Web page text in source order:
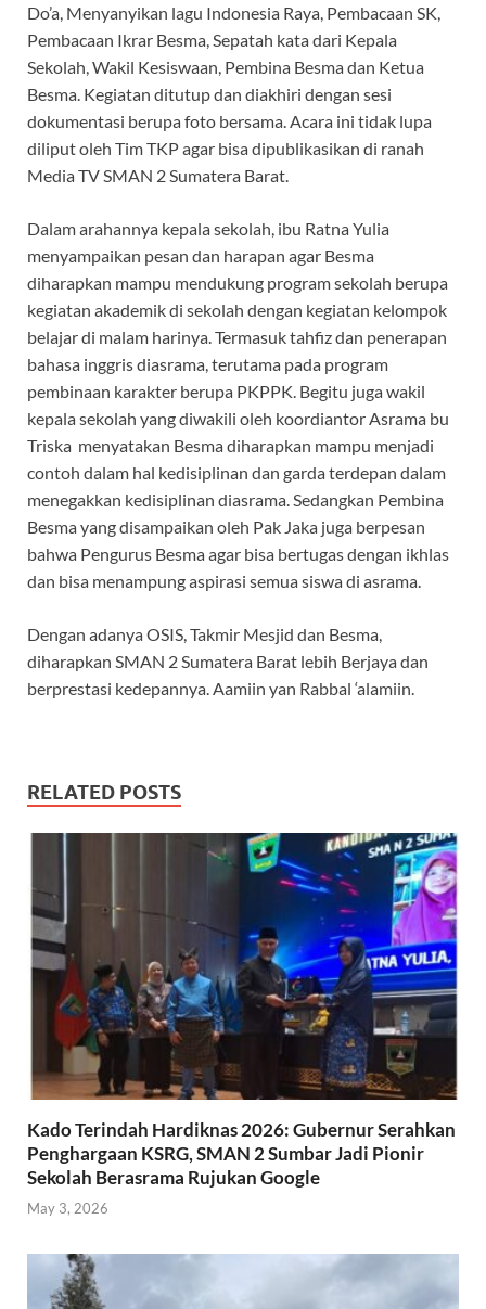
Do’a, Menyanyikan lagu Indonesia Raya, Pembacaan SK,
Pembacaan Ikrar Besma, Sepatah kata dari Kepala
Sekolah, Wakil Kesiswaan, Pembina Besma dan Ketua
Besma. Kegiatan ditutup dan diakhiri dengan sesi
dokumentasi berupa foto bersama. Acara ini tidak lupa
diliput oleh Tim TKP agar bisa dipublikasikan di ranah
Media TV SMAN 2 Sumatera Barat.
Dalam arahannya kepala sekolah, ibu Ratna Yulia
menyampaikan pesan dan harapan agar Besma
diharapkan mampu mendukung program sekolah berupa
kegiatan akademik di sekolah dengan kegiatan kelompok
belajar di malam harinya. Termasuk tahfiz dan penerapan
bahasa inggris diasrama, terutama pada program
pembinaan karakter berupa PKPPK. Begitu juga wakil
kepala sekolah yang diwakili oleh koordiantor Asrama bu
Triska menyatakan Besma diharapkan mampu menjadi
contoh dalam hal kedisiplinan dan garda terdepan dalam
menegakkan kedisiplinan diasrama. Sedangkan Pembina
Besma yang disampaikan oleh Pak Jaka juga berpesan
bahwa Pengurus Besma agar bisa bertugas dengan ikhlas
dan bisa menampung aspirasi semua siswa di asrama.
Dengan adanya OSIS, Takmir Mesjid dan Besma,
diharapkan SMAN 2 Sumatera Barat lebih Berjaya dan
berprestasi kedepannya. Aamiin yan Rabbal ‘alamiin.
RELATED POSTS
Kado Terindah Hardiknas 2026: Gubernur Serahkan
Penghargaan KSRG, SMAN 2 Sumbar Jadi Pionir
Sekolah Berasrama Rujukan Google
May 3, 2026